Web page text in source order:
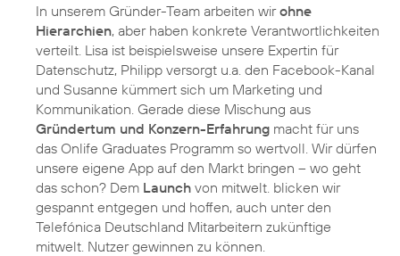
In unserem Gründer-Team arbeiten wirohne
Hierarchien, aber haben konkrete Verantwortlichkeiten
verteilt. Lisa ist beispielsweise unsere Expertin für
Datenschutz, Philipp versorgt u.a. den Facebook-Kanal
und Susanne kümmert sich um Marketing und
Kommunikation. Gerade diese Mischung aus
Gründertum und Konzern-Erfahrung macht für uns
das Onlife Graduates Programm so wertvoll. Wir dürfen
unsere eigene App auf den Markt bringen – wo geht
das schon? Dem Launch von mitwelt. blicken wir
gespannt entgegen und hoffen, auch unter den
Telefónica Deutschland Mitarbeitern zukünftige
mitwelt. Nutzer gewinnen zu können.